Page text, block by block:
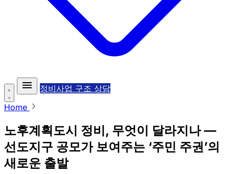
정비사업 구조 상담
Home
노후계획도시 정비, 무엇이 달라지나 —
선도지구 공모가 보여주는 ‘주민 주권’의
새로운 출발